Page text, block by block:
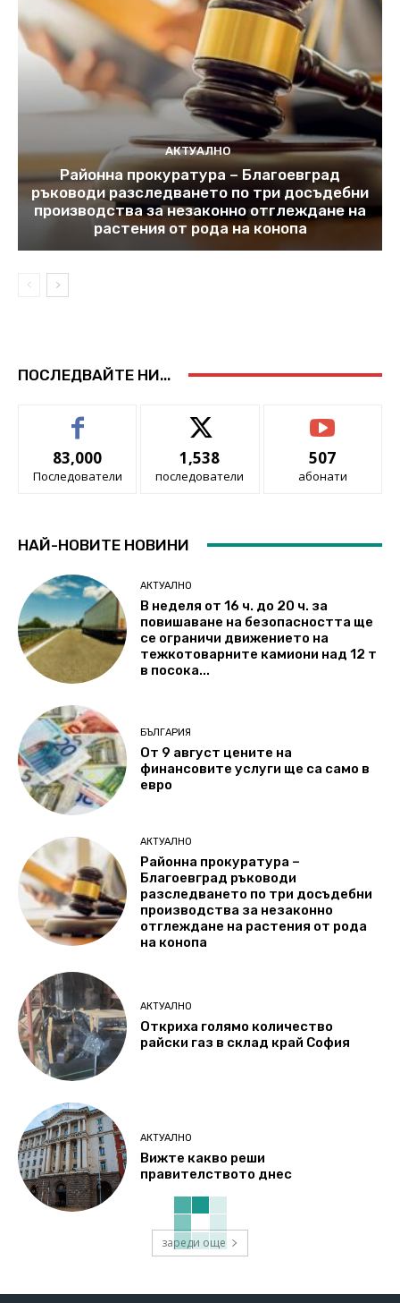
АКТУАЛНО
Районна прокуратура – Благоевград
ръководи разследването по три досъдебни
производства за незаконно отглеждане на
растения от рода на конопа
ПОСЛЕДВАЙТЕ НИ...
83,000
Последователи
1,538
последователи
507
абонати
НАЙ-НОВИТЕ НОВИНИ
АКТУАЛНО
В неделя от 16 ч. до 20 ч. за
повишаване на безопасността ще
се ограничи движението на
тежкотоварните камиони над 12 т
в посока...
БЪЛГАРИЯ
От 9 август цените на
финансовите услуги ще са само в
евро
АКТУАЛНО
Районна прокуратура –
Благоевград ръководи
разследването по три досъдебни
производства за незаконно
отглеждане на растения от рода
на конопа
АКТУАЛНО
Откриха голямо количество
райски газ в склад край София
АКТУАЛНО
Вижте какво реши
правителството днес
зареди още